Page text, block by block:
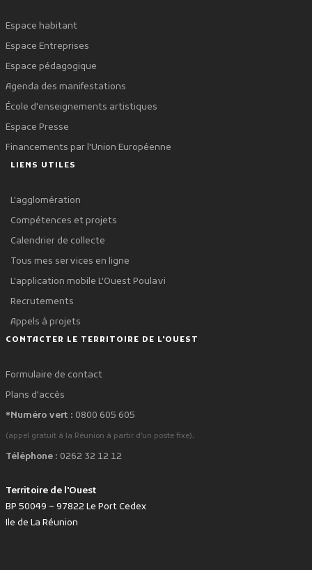
Espace habitant
Espace Entreprises
Espace pédagogique
Agenda des manifestations
École d'enseignements artistiques
Espace Presse
Financements par l'Union Européenne
LIENS UTILES
L'agglomération
Compétences et projets
Calendrier de collecte
Tous mes services en ligne
L'application mobile L'Ouest Poulavi
Recrutements
Appels à projets
CONTACTER LE TERRITOIRE DE L'OUEST
Formulaire de contact
Plans d'accès
*Numéro vert : 0800 605 605
(appel gratuit à la Réunion à partir d'un poste fixe).
Téléphone : 0262 32 12 12
Territoire de l'Ouest
BP 50049 – 97822 Le Port Cedex
Ile de La Réunion